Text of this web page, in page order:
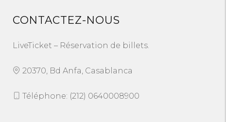
CONTACTEZ-NOUS
LiveTicket – Réservation de billets.
20370, Bd Anfa, Casablanca
Téléphone: (212) 0640008900